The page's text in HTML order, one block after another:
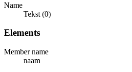
Name
Tekst (0)
Elements
Member name
naam